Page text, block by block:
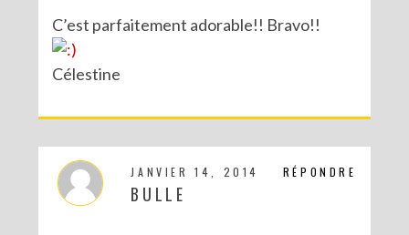
C’est parfaitement adorable!! Bravo!!
Célestine
RÉPONDRE
JANVIER 14, 2014
BULLE